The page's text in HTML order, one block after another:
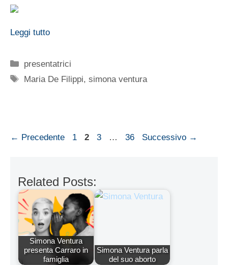
Leggi tutto
Categorie
presentatrici
Tag
Maria De Filippi,simona ventura
← Precedente Pagina
1 Pagina
2 Pagina
3 … Pagina
36 Successivo →
Related Posts:
Simona Ventura
presenta Carraro in
famiglia
Simona Ventura parla
del suo aborto